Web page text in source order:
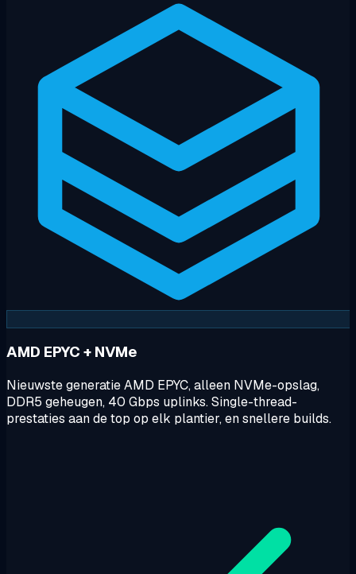
AMD EPYC + NVMe
Nieuwste generatie AMD EPYC, alleen NVMe-opslag,
DDR5 geheugen, 40 Gbps uplinks. Single-thread-
prestaties aan de top op elk plantier, en snellere builds.